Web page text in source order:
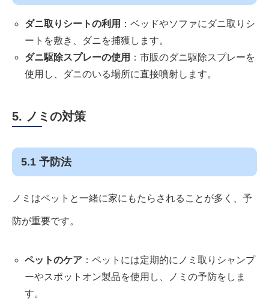
ダニ取りシートの利用 ：ベッドやソファにダニ取りシ
ートを敷き、ダニを捕獲します。
ダニ駆除スプレーの使用 ：市販のダニ駆除スプレーを
使用し、ダニのいる場所に直接噴射します。
5. ノミの対策
5.1 予防法
ノミはペットと一緒に家にもたらされることが多く、予
防が重要です。
ペットのケア：ペットには定期的にノミ取りシャンプ
ーやスポットオン製品を使用し、ノミの予防をしま
す。